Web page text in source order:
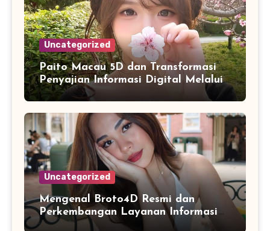
Uncategorized
Paito Macau 5D dan Transformasi
Penyajian Informasi Digital Melalui
Visualisasi Data Modern
Uncategorized
Mengenal Broto4D Resmi dan
Perkembangan Layanan Informasi
Berbasis Teknologi Modern